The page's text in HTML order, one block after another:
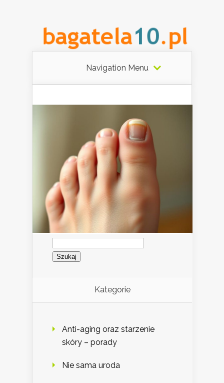
Navigation Menu
Szukaj:
Kategorie
Anti-aging oraz starzenie
skóry – porady
Nie sama uroda